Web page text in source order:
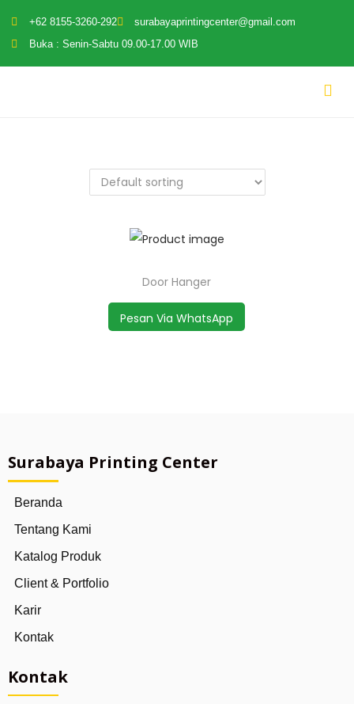
+62 8155-3260-292
surabayaprintingcenter@gmail.com
Buka : Senin-Sabtu 09.00-17.00 WIB
Door Hanger
Pesan Via WhatsApp
Surabaya Printing Center
Beranda
Tentang Kami
Katalog Produk
Client & Portfolio
Karir
Kontak
Kontak